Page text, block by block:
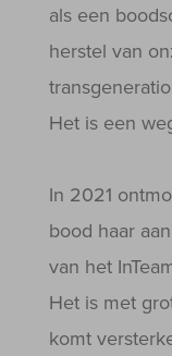
als een
herstel van
Het is een
In 2021
bood haar
van het
Het is met
komt